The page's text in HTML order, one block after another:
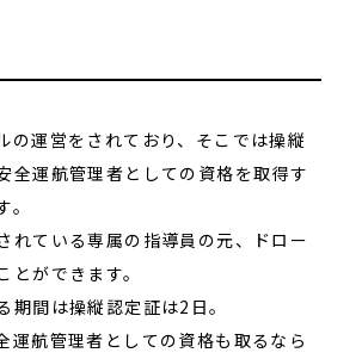
の運営をされており、そこでは操縦
全運航管理者としての資格を取得す
れている専属の指導員の元、ドロー
とができます。
期間は操縦認定証は2日。
運航管理者としての資格も取るなら